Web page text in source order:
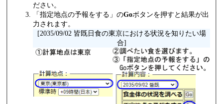
ださい。
「指定地点の予報をする」のGoボタンを押すと結果が出
力されます。
[2035/09/02 皆既日食の東京における状況を知りたい場
合]